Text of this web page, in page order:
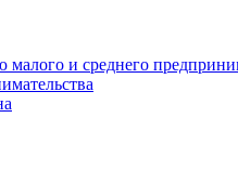
и среднего